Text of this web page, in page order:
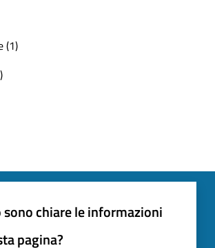
(1)
sono chiare le informazioni
pagina?